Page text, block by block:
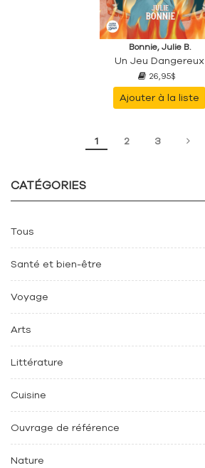
CATÉGORIES
Tous
Santé et bien-être
Voyage
Arts
Littérature
Cuisine
Ouvrage de référence
Nature
Bonnie, Julie B.
Un Jeu Dangereux
26,95$
Ajouter à la liste
1 2 3